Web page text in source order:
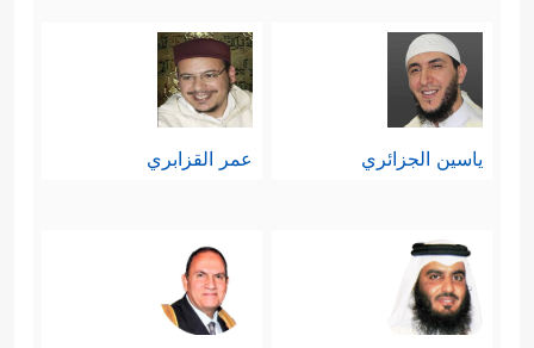
ياسين الجزائري عمر القزابري